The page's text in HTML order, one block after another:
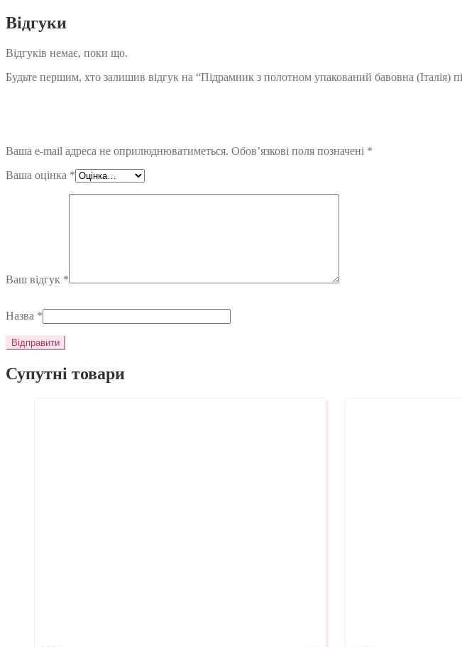
Відгуки
Відгуків немає, поки що.
Будьте першим, хто залишив відгук на “Підрамник з полотном упакований бавовна
Ваша e-mail адреса не оприлюднюватиметься. Обов’язкові поля позначені *
Ваша оцінка *
Ваш відгук *
Назва *
Супутні товари